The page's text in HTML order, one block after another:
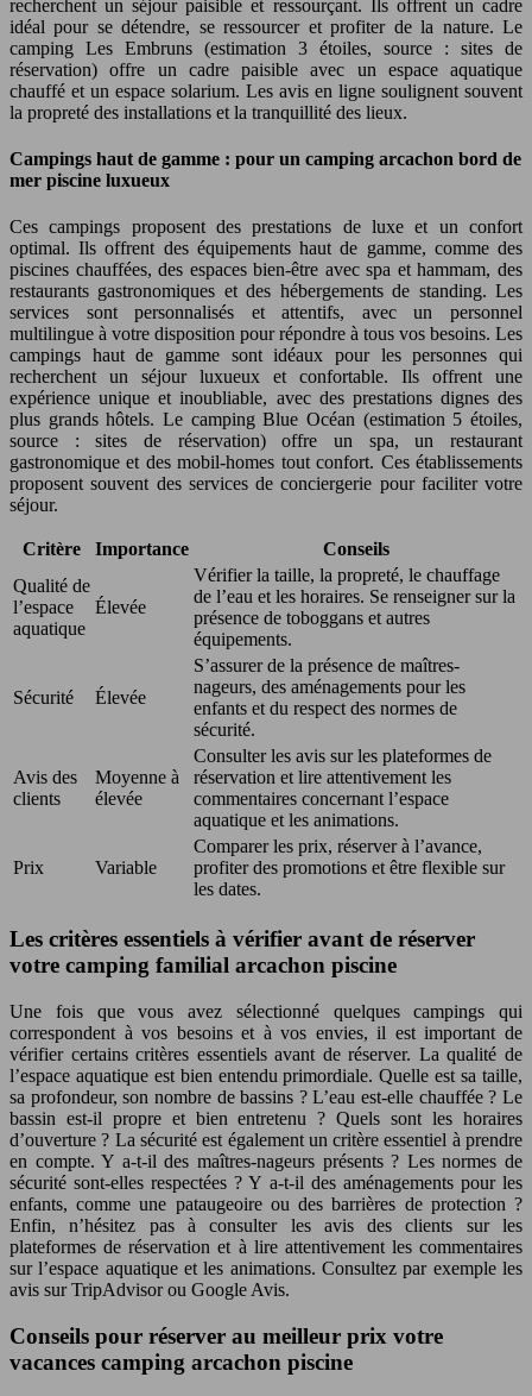
recherchent un séjour paisible et ressourçant. Ils offrent un cadre
idéal pour se détendre, se ressourcer et profiter de la nature. Le
camping Les Embruns (estimation 3 étoiles, source : sites de
réservation) offre un cadre paisible avec un espace aquatique
chauffé et un espace solarium. Les avis en ligne soulignent souvent
la propreté des installations et la tranquillité des lieux.
Campings haut de gamme : pour un camping arcachon bord de
mer piscine luxueux
Ces campings proposent des prestations de luxe et un confort
optimal. Ils offrent des équipements haut de gamme, comme des
piscines chauffées, des espaces bien-être avec spa et hammam, des
restaurants gastronomiques et des hébergements de standing. Les
services sont personnalisés et attentifs, avec un personnel
multilingue à votre disposition pour répondre à tous vos besoins. Les
campings haut de gamme sont idéaux pour les personnes qui
recherchent un séjour luxueux et confortable. Ils offrent une
expérience unique et inoubliable, avec des prestations dignes des
plus grands hôtels. Le camping Blue Océan (estimation 5 étoiles,
source : sites de réservation) offre un spa, un restaurant
gastronomique et des mobil-homes tout confort. Ces établissements
proposent souvent des services de conciergerie pour faciliter votre
séjour.
Critère Importance
Conseils
Qualité de
l’espace
aquatique
Élevée
Vérifier la taille, la propreté, le chauffage
de l’eau et les horaires. Se renseigner sur la
présence de toboggans et autres
équipements.
Sécurité Élevée
S’assurer de la présence de maîtres-
nageurs, des aménagements pour les
enfants et du respect des normes de
sécurité.
Avis des
clients
Moyenne à
élevée
Consulter les avis sur les plateformes de
réservation et lire attentivement les
commentaires concernant l’espace
aquatique et les animations.
Prix Variable
Comparer les prix, réserver à l’avance,
profiter des promotions et être flexible sur
les dates.
Les critères essentiels à vérifier avant de réserver
votre camping familial arcachon piscine
Une fois que vous avez sélectionné quelques campings qui
correspondent à vos besoins et à vos envies, il est important de
vérifier certains critères essentiels avant de réserver. La qualité de
l’espace aquatique est bien entendu primordiale. Quelle est sa taille,
sa profondeur, son nombre de bassins ? L’eau est-elle chauffée ? Le
bassin est-il propre et bien entretenu ? Quels sont les horaires
d’ouverture ? La sécurité est également un critère essentiel à prendre
en compte. Y a-t-il des maîtres-nageurs présents ? Les normes de
sécurité sont-elles respectées ? Y a-t-il des aménagements pour les
enfants, comme une pataugeoire ou des barrières de protection ?
Enfin, n’hésitez pas à consulter les avis des clients sur les
plateformes de réservation et à lire attentivement les commentaires
sur l’espace aquatique et les animations. Consultez par exemple les
avis sur TripAdvisor ou Google Avis.
Conseils pour réserver au meilleur prix votre
vacances camping arcachon piscine